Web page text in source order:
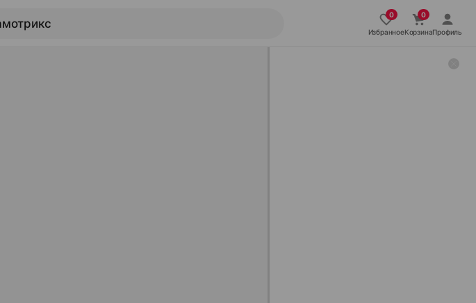
ИзбранноеКорзинаПрофиль